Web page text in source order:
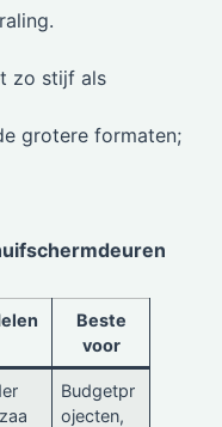
zo stijf als
grotere formaten;
Beste
voor
Budgetpr
ojecten,